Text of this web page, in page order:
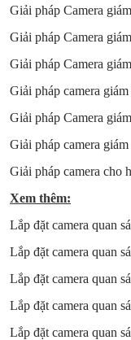
Giải pháp Camera
Giải pháp Camera
Giải pháp Camera
Giải pháp camera
Giải pháp Camera
Giải pháp camera
Giải pháp camera cho
Xem thêm:
Lắp đặt camera quan
Lắp đặt camera quan
Lắp đặt camera quan
Lắp đặt camera quan
Lắp đặt camera quan